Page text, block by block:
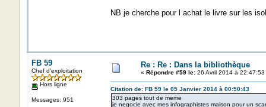
NB je cherche pour l achat le livre sur les
FB 59
Chef d'exploitation
Hors ligne
Messages: 951
Re : Re : Dans la bibliothèque
« Répondre #59 le:26 Avril 2014 à 22:47:53
Citation de: FB 59 le 05 Janvier 2014 à 00:50:43
303 pages tout de meme
je negocie avec mes infographistes maison pour un